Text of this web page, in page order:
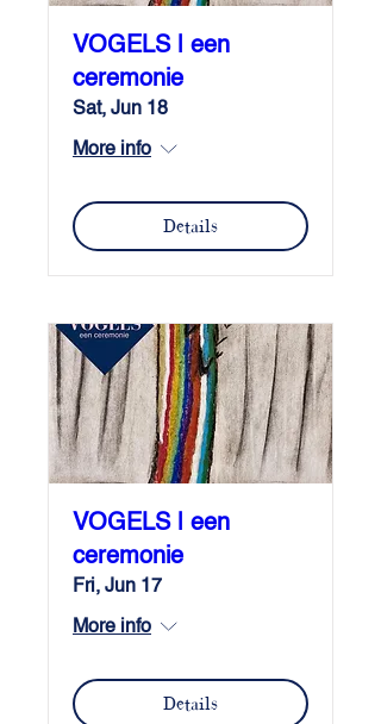
VOGELS | een
ceremonie
Sat, Jun 18
More info
Details
VOGELS | een
ceremonie
Fri, Jun 17
More info
Details